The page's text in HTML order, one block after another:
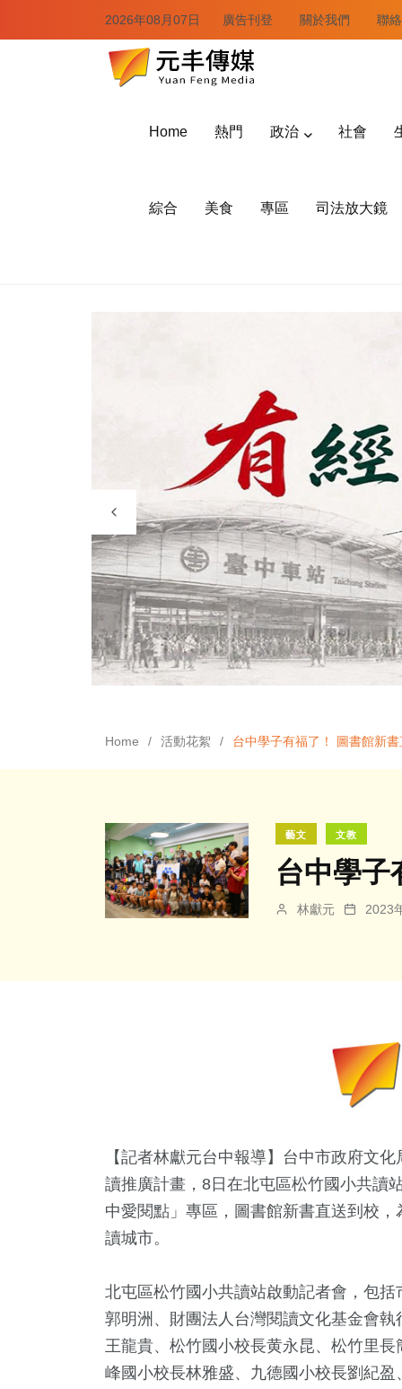
2026年08月07日 廣告刊登 關於我們 聯
Home 熱門 政治 社會
綜合 美食 專區 司法放大鏡
Home 活動花絮 台中學子有福了！ 圖書館新
藝文 文教
台中學子
林獻元 2023
【記者林獻元台中報導】台中市政府文
讀推廣計畫，8日在北屯區松竹國小共讀
中愛閱點」專區，圖書館新書直送到校
讀城市。
北屯區松竹國小共讀站啟動記者會，包
郭明洲、財團法人台灣閱讀文化基金會
王龍貴、松竹國小校長黄永昆、松竹里
峰國小校長林雅盛、九德國小校長劉紀